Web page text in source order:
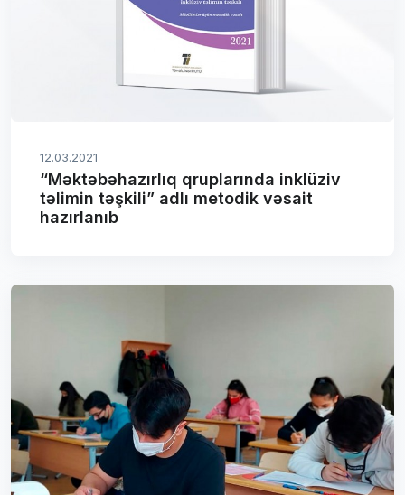
12.03.2021
“Məktəbəhazırlıq qruplarında inklüziv
təlimin təşkili” adlı metodik vəsait
hazırlanıb